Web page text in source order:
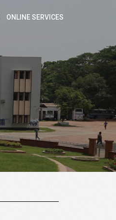
ONLINE SERVICES